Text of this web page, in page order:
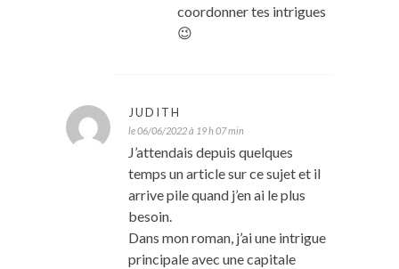
coordonner tes intrigues
😉
JUDITH
le 06/06/2022 à 19 h 07 min
J’attendais depuis quelques
temps un article sur ce sujet et il
arrive pile quand j’en ai le plus
besoin.
Dans mon roman, j’ai une intrigue
principale avec une capitale